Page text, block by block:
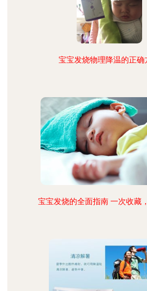
宝宝发烧物理降温的正确
宝宝发烧的全面指南 一次收藏